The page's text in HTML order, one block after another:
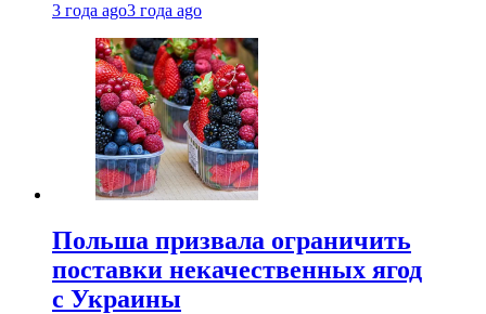
3 года ago3 года ago
Польша призвала ограничить
поставки некачественных ягод
с Украины